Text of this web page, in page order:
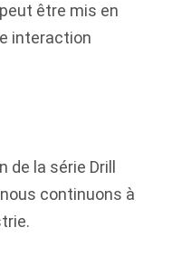
être mis en
interaction
la série Drill
continuons à